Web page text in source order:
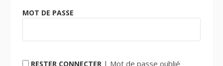
MOT DE PASSE
RESTER CONNECTER | Mot de passe oublié